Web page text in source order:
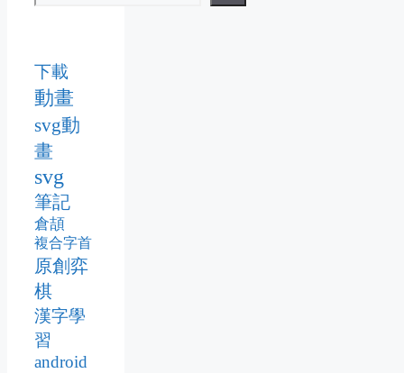
下載
動畫
svg動
畫
svg
筆記
倉頡
複合字首
原創弈
棋
漢字學
習
android